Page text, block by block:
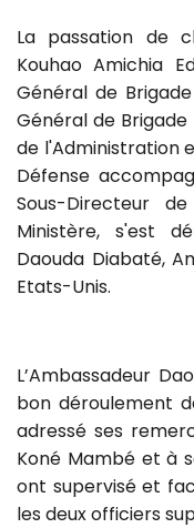
La passation de
Kouhao Amichia
Général de
Général de
de l'Administration
Défense
Sous-Directeur
Ministère, s'est
Daouda Diabaté,
Etats-Unis.
L’Ambassadeur
bon déroulement
adressé ses
Koné Mambé et à
ont supervisé et
les deux officiers